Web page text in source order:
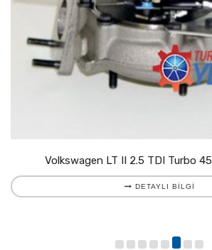
Volkswagen LT II 2.5 TDI Turbo
DETAYLI BILGI